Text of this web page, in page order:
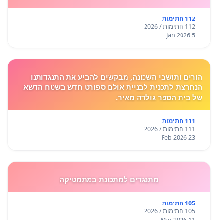
112 חתימות
112 חתימות / 2026
5 Jan 2026
הורים ותושבי השכונה, מבקשים להביע את התנגדותנו
הנחרצת לתכנית לבניית אולם ספורט חדש בשטח הדשא
של בית הספר גולדה מאיר.
111 חתימות
111 חתימות / 2026
23 Feb 2026
מתנגדים למתכונת במתמטיקה
105 חתימות
105 חתימות / 2026